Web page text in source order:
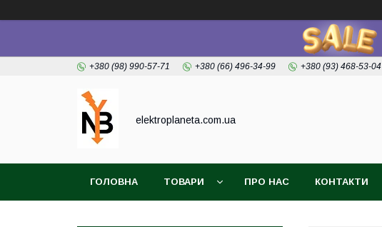
+380 (98) 990-57-71 +380 (66) 496-34-99 +380 (93) 468-53-04
elektroplaneta.com.ua
ГОЛОВНА ТОВАРИ ПРО НАС КОНТАКТИ